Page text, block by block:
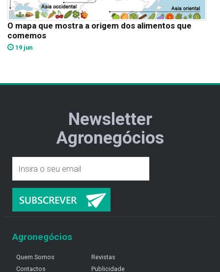
O mapa que mostra a origem dos alimentos que
comemos
19 jun
Newsletter
Agronegócios
Agronegócios
Quem Somos
Contactos
Revistas
Publicidade